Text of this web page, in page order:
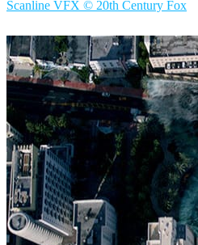
Scanline VFX © 20th Century Fox
ScanlineVFX Filmes